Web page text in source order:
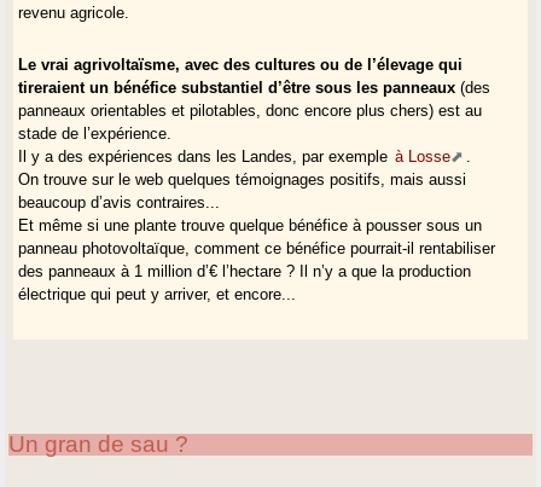
revenu agricole.
Le vrai agrivoltaïsme, avec des cultures ou de l’élevage qui
tireraient un bénéfice substantiel d’être sous les panneaux (des
panneaux orientables et pilotables, donc encore plus chers) est au
stade de l’expérience.
Il y a des expériences dans les Landes, par exemple à Losse
On trouve sur le web quelques témoignages positifs, mais aussi
beaucoup d’avis contraires...
Et même si une plante trouve quelque bénéfice à pousser sous un
panneau photovoltaïque, comment ce bénéfice pourrait-il rentabiliser
des panneaux à 1 million d’€ l’hectare ? Il n’y a que la production
électrique qui peut y arriver, et encore...
Un gran de sau ?